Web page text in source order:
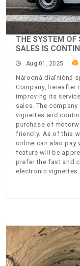
THE SYSTEM OF
SALES IS
Aug 01, 2025
Národná diaľničná
Company, hereafter
improving its
sales. The
vignettes and
purchase of
friendly. As of this
online can also pay
feature will be
prefer the fast and
electronic vignettes.